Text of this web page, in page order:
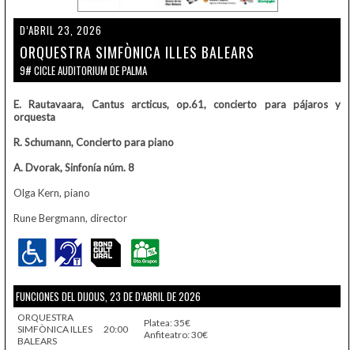
D’ABRIL 23, 2026
ORQUESTRA SIMFÒNICA ILLES BALEARS
9# CICLE AUDITORIUM DE PALMA
E. Rautavaara, Cantus arcticus, op.61,concierto para pájaros y
orquesta
R. Schumann, Conciertopara piano
A. Dvorak, Sinfoníanúm. 8
Olga Kern, piano
Rune Bergmann, director
FUNCIONES DEL DIJOUS, 23 DE D’ABRIL DE 2026
ORQUESTRA
SIMFÒNICA ILLES
BALEARS
20:00
Platea: 35€
Anfiteatro: 30€